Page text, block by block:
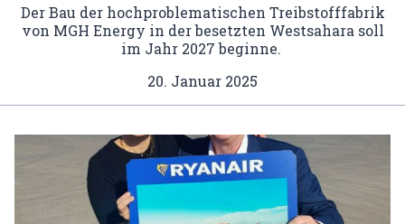
Der Bau der hochproblematischen Treibstofffabrik
von MGH Energy in der besetzten Westsahara soll
im Jahr 2027 beginne.
20. Januar 2025